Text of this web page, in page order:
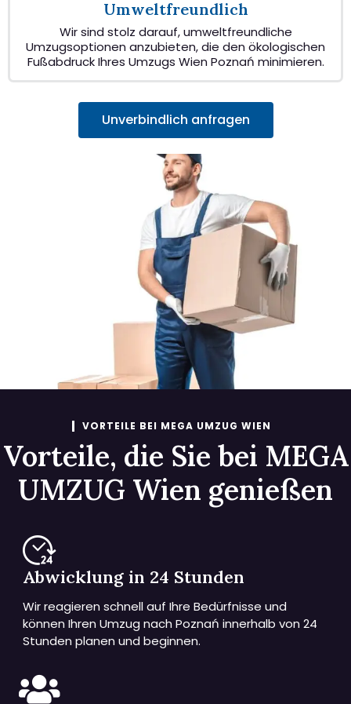
Umweltfreundlich
Wir sind stolz darauf, umweltfreundliche
Umzugsoptionen anzubieten, die den ökologischen
Fußabdruck Ihres Umzugs Wien Poznań minimieren.
Unverbindlich anfragen
VORTEILE BEI MEGA UMZUG WIEN
Vorteile, die Sie bei MEGA
UMZUG Wien genießen
Abwicklung in 24 Stunden
Wir reagieren schnell auf Ihre Bedürfnisse und
können Ihren Umzug nach Poznań innerhalb von 24
Stunden planen und beginnen.